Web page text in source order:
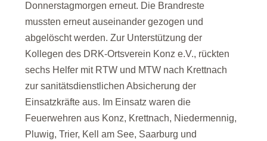
Donnerstagmorgen erneut. Die Brandreste
mussten erneut auseinander gezogen und
abgelöscht werden. Zur Unterstützung der
Kollegen des DRK-Ortsverein Konz e.V., rückten
sechs Helfer mit RTW und MTW nach Krettnach
zur sanitätsdienstlichen Absicherung der
Einsatzkräfte aus. Im Einsatz waren die
Feuerwehren aus Konz, Krettnach, Niedermennig,
Pluwig, Trier, Kell am See, Saarburg und